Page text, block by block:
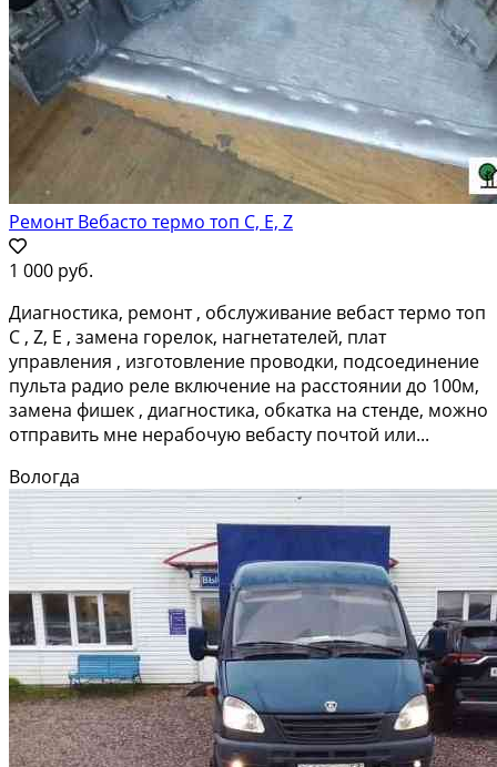
Ремонт Вебасто термо топ С, Е, Z
1 000 руб.
Диагностика, ремонт , обслуживание вебаст термо топ
С , Z, E , замена горелок, нагнетателей, плат
управления , изготовление проводки, подсоединение
пульта радио реле включение на расстоянии до 100м,
замена фишек , диагностика, обкатка на стенде, можно
отправить мне нерабочую вебасту почтой или...
Вологда